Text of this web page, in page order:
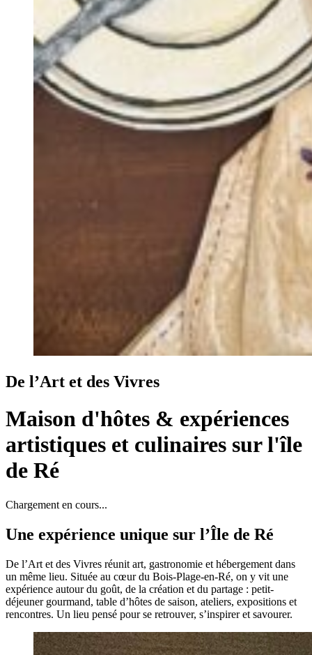
De l’Art et des Vivres
Maison d'hôtes & expériences
artistiques et culinaires sur l'île
de Ré
Chargement en cours...
Une expérience unique sur l’Île de Ré
De l’Art et des Vivres réunit art, gastronomie et hébergement dans
un même lieu. Située au cœur du Bois-Plage-en-Ré, on y vit une
expérience autour du goût, de la création et du partage : petit-
déjeuner gourmand, table d’hôtes de saison, ateliers, expositions et
rencontres. Un lieu pensé pour se retrouver, s’inspirer et savourer.